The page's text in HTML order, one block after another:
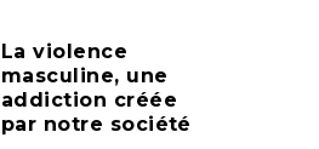
La violence
masculine, une
addiction créée
par notre société